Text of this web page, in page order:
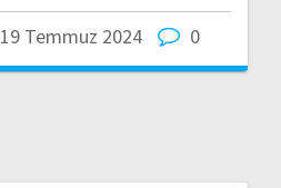
19 Temmuz 2024 0